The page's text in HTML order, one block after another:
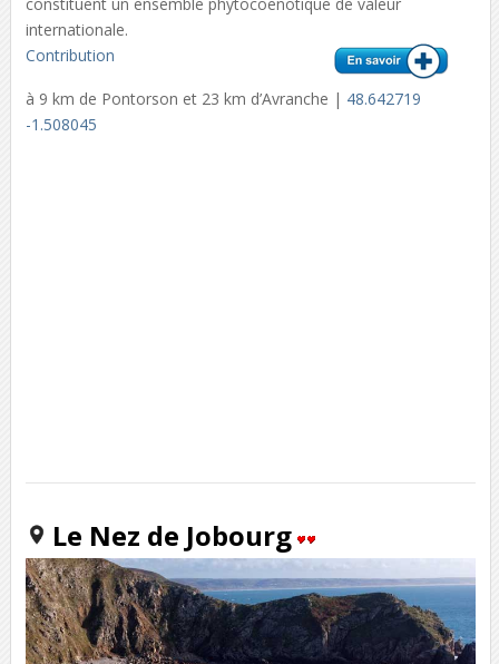
internationale.
Contribution
à 9 km de Pontorson et 23 km d’Avranche | 48.642719
-1.508045
Le Nez de Jobourg